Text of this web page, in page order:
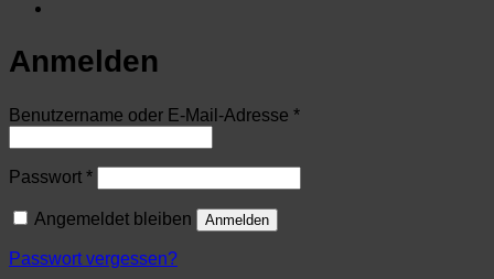
Anmelden
Benutzername oder E-Mail-Adresse *Erforderlich
Passwort *Erforderlich
Angemeldet bleiben Anmelden
Passwort vergessen?